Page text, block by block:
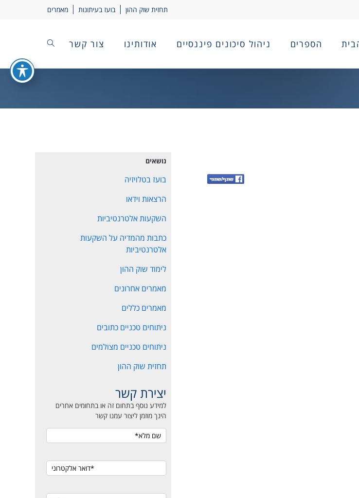
תחזית שוק ההון בועז בעיתונות מאמרים
הספרים ניהול סיכונים פיננסיים אודותינו צור קשר
נושאים
בועז בטלויזיה
הרצאות וידאו
השקעות אלטרנטיביות
כתבות מהמדיה על השקעות
אלטרנטיביות
לימוד שוק ההון
מאמרים אחרונים
מאמרים כללים
ניתוחים טכניים כתובים
ניתוחים טכניים מצולמים
תחזית שוק ההון
יצירת קשר
למידע נוסף בתחום זה או בתחומים אחרים
הינך מוזמן ליצור עמנו קשר